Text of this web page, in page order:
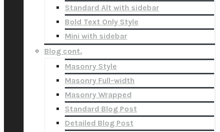
Standard Alt with sidebar
Bold Text Only Style
Mini with sidebar
Blog cont.
Masonry Style
Masonry Full-width
Masonry Wrapped
Standard Blog Post
Detailed Blog Post